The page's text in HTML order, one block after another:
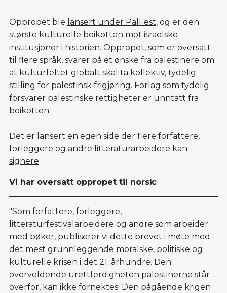
Oppropet ble lansert under PalFest, og er den
største kulturelle boikotten mot israelske
institusjoner i historien. Oppropet, som er oversatt
til flere språk, svarer på et ønske fra palestinere om
at kulturfeltet globalt skal ta kollektiv, tydelig
stilling for palestinsk frigjøring. Forlag som tydelig
forsvarer palestinske rettigheter er unntatt fra
boikotten.
Det er lansert en egen side der flere forfattere,
forleggere og andre litteraturarbeidere kan
signere.
Vi har oversatt oppropet til norsk:
"Som forfattere, forleggere,
litteraturfestivalarbeidere og andre som arbeider
med bøker, publiserer vi dette brevet i møte med
det mest grunnleggende moralske, politiske og
kulturelle krisen i det 21. århundre. Den
overveldende urettferdigheten palestinerne står
overfor, kan ikke fornektes. Den pågående krigen